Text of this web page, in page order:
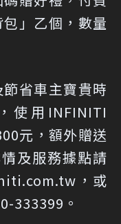
」乙個，數量
省車主寶貴時
使用INFINITI
元，額外贈送
及服務據點請
，或
333399。